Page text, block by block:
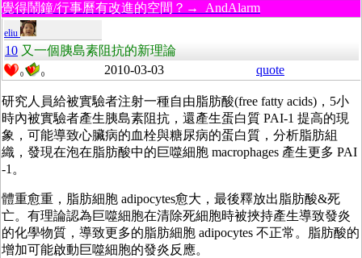
覺得鬧鐘/行事曆有改進的空間？→ AndAlarm
eliu
10 又一個胰島素阻抗的新理論
0 0 2010-03-03 quote
研究人員給被實驗者注射一種自由脂肪酸(free fatty acids)，5小
時內被實驗者產生胰島素阻抗，還產生蛋白質 PAI-1 提高的現
象，可能導致心臟病的血栓與糖尿病的蛋白質，分析脂肪組
織，發現在泡在脂肪酸中的巨噬細胞 macrophages 產生更多 PAI
-1。
體重愈重，脂肪細胞 adipocytes愈大，最後釋放出脂肪酸&死
亡。有理論認為巨噬細胞在清除死細胞時被挾持產生導致發炎
的化學物質，導致更多的脂肪細胞 adipocytes 不正常。脂肪酸的
增加可能啟動巨噬細胞的發炎反應。